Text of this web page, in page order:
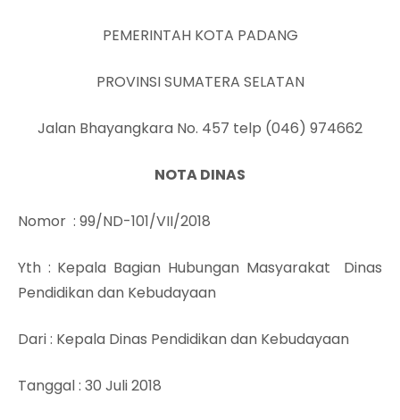
PEMERINTAH KOTA PADANG
PROVINSI SUMATERA SELATAN
Jalan Bhayangkara No. 457 telp (046) 974662
NOTA DINAS
Nomor : 99/ND-101/VII/2018
Yth : Kepala Bagian Hubungan Masyarakat Dinas
Pendidikan dan Kebudayaan
Dari: Kepala Dinas Pendidikan dan Kebudayaan
Tanggal: 30 Juli 2018